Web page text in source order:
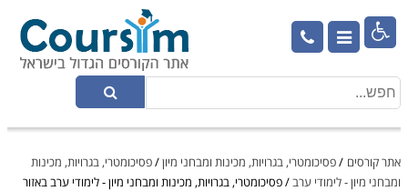

אתר קורסים /פסיכומטרי, בגרויות, מכינות ומבחני מיון/פסיכומטרי, בגרויות, מכינות
ומבחני מיון - לימודי ערב/פסיכומטרי, בגרויות, מכינות ומבחני מיון - לימודי ערב באזור